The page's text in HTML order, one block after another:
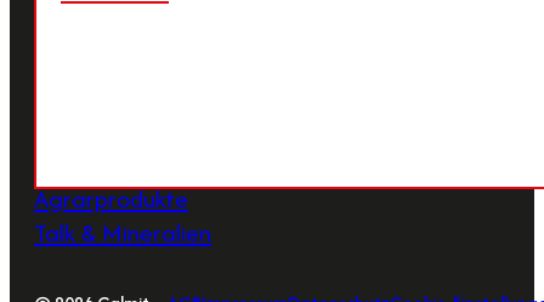
Agrarprodukte
Talk & Mineralien